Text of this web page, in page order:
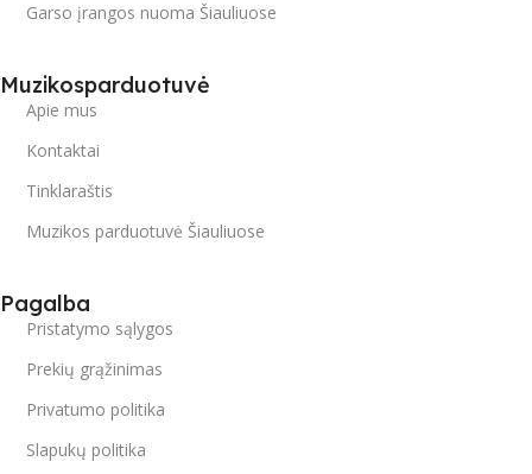
Garso įrangos nuoma Šiauliuose
Muzikosparduotuvė
Apie mus
Kontaktai
Tinklaraštis
Muzikos parduotuvė Šiauliuose
Pagalba
Pristatymo sąlygos
Prekių grąžinimas
Privatumo politika
Slapukų politika